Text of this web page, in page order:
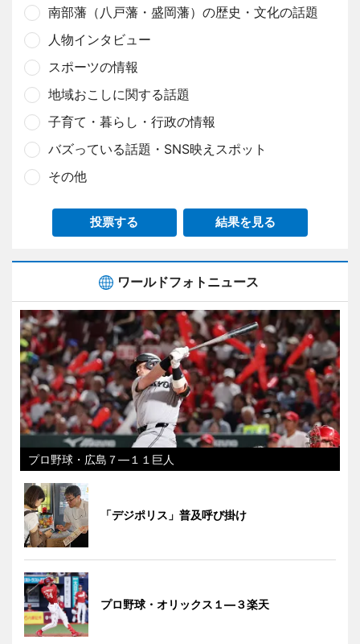
南部藩（八戸藩・盛岡藩）の歴史・文化の話題
人物インタビュー
スポーツの情報
地域おこしに関する話題
子育て・暮らし・行政の情報
バズっている話題・SNS映えスポット
その他
投票する 結果を見る
ワールドフォトニュース
プロ野球・広島７―１１巨人
「デジポリス」普及呼び掛け
プロ野球・オリックス１―３楽天